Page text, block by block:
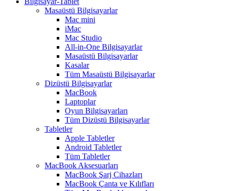
Masaüstü Bilgisayarlar
Mac mini
iMac
Mac Studio
All-in-One Bilgisayarlar
Masaüstü Bilgisayarlar
Kasalar
Tüm Masaüstü Bilgisayarlar
Dizüstü Bilgisayarlar
MacBook
Laptoplar
Oyun Bilgisayarları
Tüm Dizüstü Bilgisayarlar
Tabletler
Apple Tabletler
Android Tabletler
Tüm Tabletler
MacBook Aksesuarları
MacBook Şarj Cihazları
MacBook Çanta ve Kılıfları